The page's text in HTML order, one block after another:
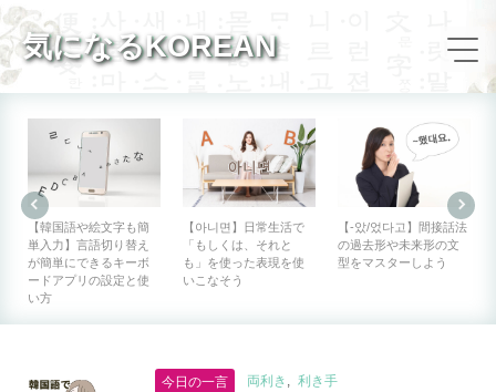
気になるKOREAN
【韓国語や絵文字も簡
単入力】言語切り替え
が簡単にできるキーボ
ードアプリの設定と使
い方
【아니면】日常生活で
「もしくは、それと
も」を使った表現を使
いこなそう
【-았/었다고】間接話法
の過去形や未来形の文
型をマスターしよう
今日の一言 両利き 利き手